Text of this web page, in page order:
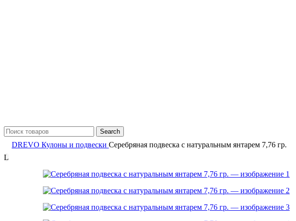
Search
DREVO Кулоны и подвески Серебряная подвеска с натуральным янтарем 7,76 гр.
L